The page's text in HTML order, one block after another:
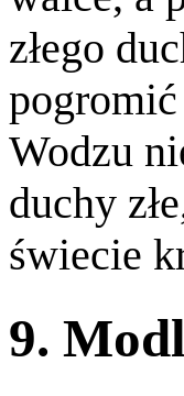
złego
Wodzu
duchy
świecie
9.